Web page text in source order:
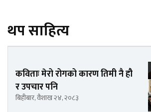
थप साहित्य
कविताः मेरो रोगको कारण तिमी नै हौ
र उपचार पनि
बिहीबार, वैशाख २४, २०८३